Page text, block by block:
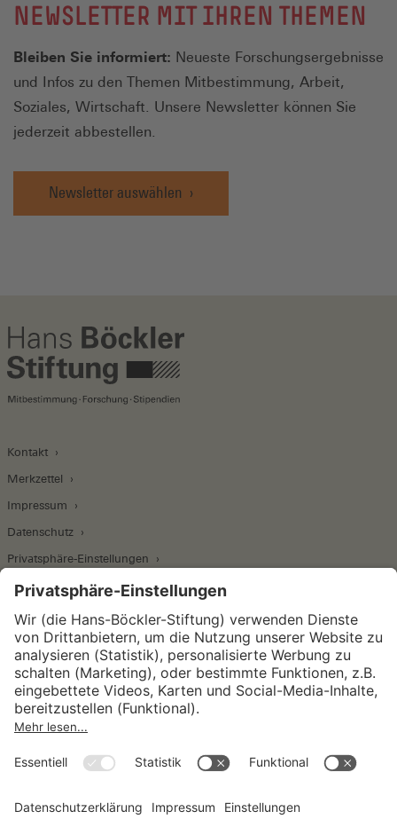
NEWSLETTER MIT IHREN THEMEN
Bleiben Sie informiert: Neueste Forschungsergebnisse
und Infos zu den Themen Mitbestimmung, Arbeit,
Soziales, Wirtschaft. Unsere Newsletter können Sie
jederzeit abbestellen.
Newsletter auswählen
Kontakt
Merkzettel
Impressum
Datenschutz
Privatsphäre-Einstellungen
Wirtschafts- und Sozialwissenschaftliches Institut
Institut für Makroökonomie und
Konjunkturforschung
Unternehmensführung